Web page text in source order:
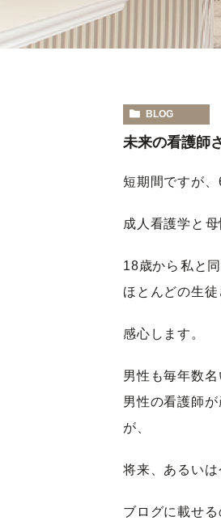
BLOG
未来の看護師
短期間ですが
成人看護学と
18歳から私と
ほとんどの生
感心します。
男性も毎年数名
男性の看護師
が、
将来、あるい
ブログに載せ